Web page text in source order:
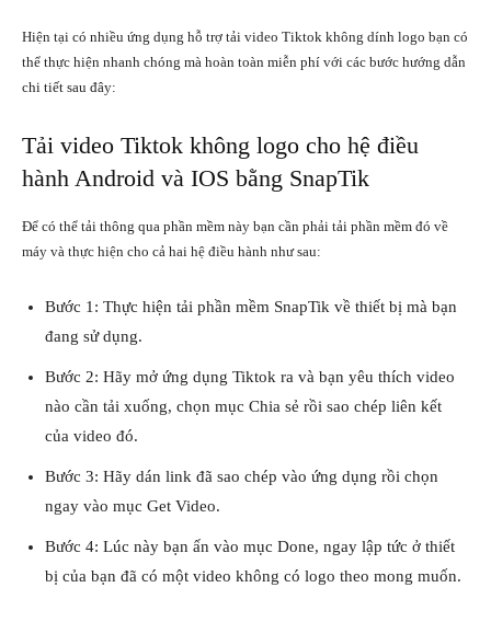
Hiện tại có nhiều ứng dụng hỗ trợ tải video Tiktok không dính logo bạn có
thể thực hiện nhanh chóng mà hoàn toàn miễn phí với các bước hướng dẫn
chi tiết sau đây:
Tải video Tiktok không logo cho hệ điều
hành Android và IOS bằng SnapTik
Để có thể tải thông qua phần mềm này bạn cần phải tải phần mềm đó về
máy và thực hiện cho cả hai hệ điều hành như sau:
Bước 1: Thực hiện tải phần mềm SnapTik về thiết bị mà bạn
đang sử dụng.
Bước 2: Hãy mở ứng dụng Tiktok ra và bạn yêu thích video
nào cần tải xuống, chọn mục Chia sẻ rồi sao chép liên kết
của video đó.
Bước 3: Hãy dán link đã sao chép vào ứng dụng rồi chọn
ngay vào mục Get Video.
Bước 4: Lúc này bạn ấn vào mục Done, ngay lập tức ở thiết
bị của bạn đã có một video không có logo theo mong muốn.